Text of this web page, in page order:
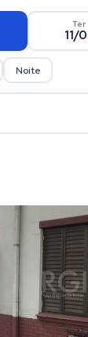
Ter
11/
Noite